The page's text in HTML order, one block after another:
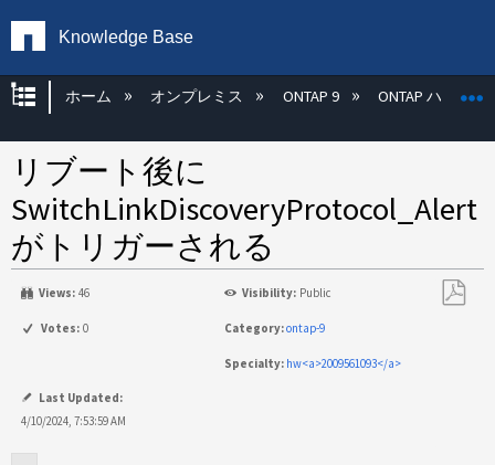
Knowledge Base
グローバル階層を展開/折りたたむ
ホーム オンプレミス ONTAP 9 ONTAP ハード
リブート後に
SwitchLinkDiscoveryProtocol_Alert
がトリガーされる
Views: 46 Visibility: Public
Votes: 0 Category:ontap-9
Specialty: hw<a>2009561093</a>
Last Updated:
4/10/2024, 7:53:59 AM